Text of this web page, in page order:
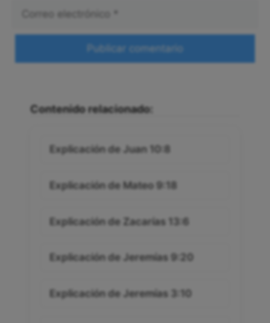
Contenido relacionado:
Explicación de Juan 10:8
Explicación de Mateo 9:18
Explicación de Zacarías 13:6
Explicación de Jeremías 9:20
Explicación de Jeremías 3:10